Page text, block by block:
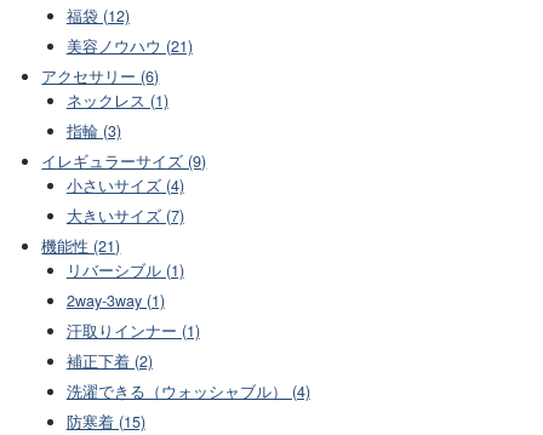
福袋 (12)
美容ノウハウ (21)
アクセサリー (6)
ネックレス (1)
指輪 (3)
イレギュラーサイズ (9)
小さいサイズ (4)
大きいサイズ (7)
機能性 (21)
リバーシブル (1)
2way-3way (1)
汗取りインナー (1)
補正下着 (2)
洗濯できる（ウォッシャブル） (4)
防寒着 (15)